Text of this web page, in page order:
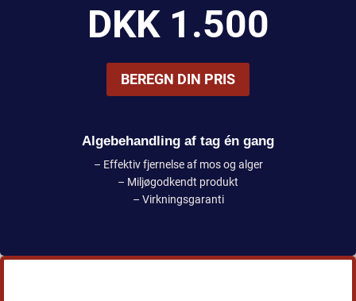
DKK 1.500
BEREGN DIN PRIS
Algebehandling af tag én gang
– Effektiv fjernelse af mos og alger
– Miljøgodkendt produkt
– Virkningsgaranti